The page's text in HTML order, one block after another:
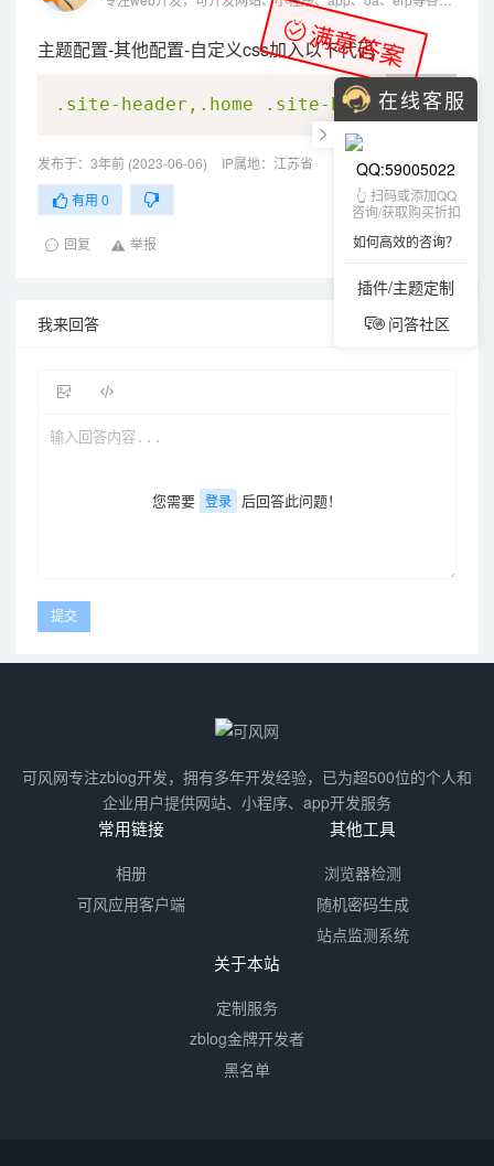
满意答案
主题配置-其他配置-自定义css加入以下代码
CSS
.site-header , .home .site-
发布于：3年前 (2023-06-06) IP属地：江苏省
有用 0
回复 举报
我来回答
您需要 登录 后回答此问题！
可风网专注zblog开发，拥有多年开发经验，已为超500位的个人和
企业用户提供网站、小程序、app开发服务
常用链接
相册
可风应用客户端
其他工具
浏览器检测
随机密码生成
站点监测系统
关于本站
定制服务
zblog金牌开发者
黑名单
在线客服
QQ:59005022
👆 扫码或添加QQ
咨询/获取购买折扣
如何高效的咨询？
插件/主题定制
问答社区